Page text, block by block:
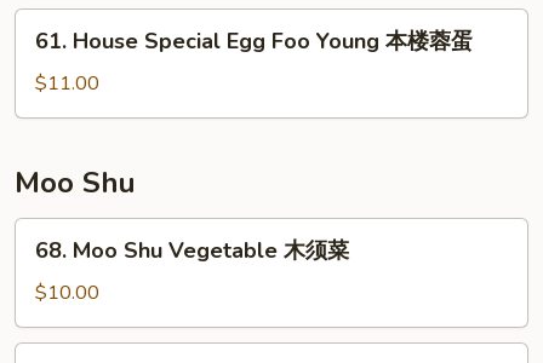
Young
House
Special
Egg
Young
本
楼
61. House Special Egg Foo Young 本楼蓉蛋
$11.00
Moo Shu
Moo
Shu
Vegetable
木
68. Moo Shu Vegetable 木须菜
$10.00